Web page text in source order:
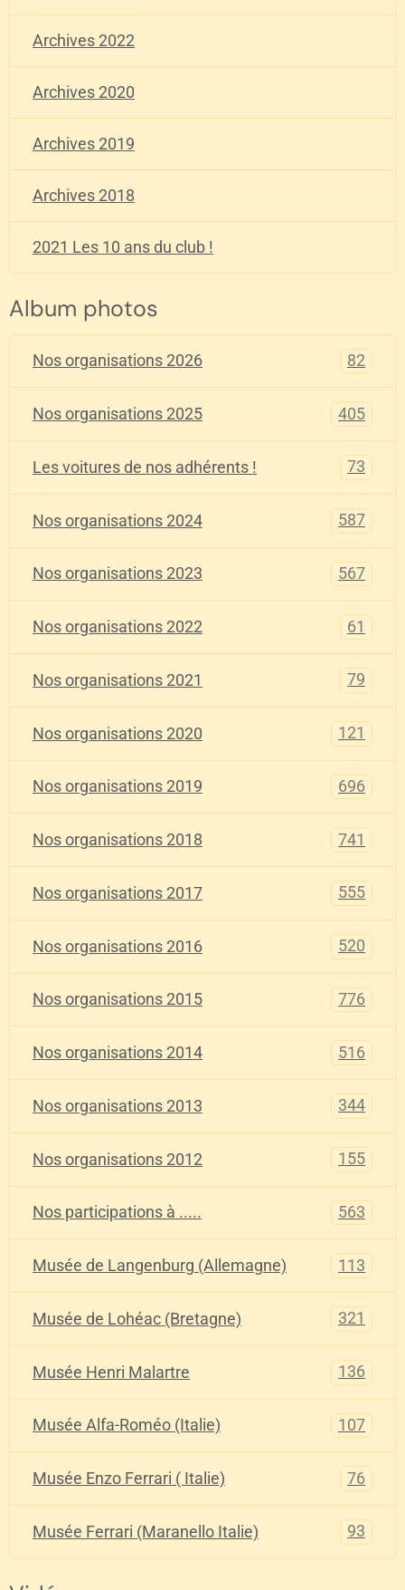
Archives 2022
Archives 2020
Archives 2019
Archives 2018
2021 Les 10 ans du club !
Album photos
Nos organisations 2026 82
Nos organisations 2025 405
Les voitures de nos adhérents ! 73
Nos organisations 2024 587
Nos organisations 2023 567
Nos organisations 2022 61
Nos organisations 2021 79
Nos organisations 2020 121
Nos organisations 2019 696
Nos organisations 2018 741
Nos organisations 2017 555
Nos organisations 2016 520
Nos organisations 2015 776
Nos organisations 2014 516
Nos organisations 2013 344
Nos organisations 2012 155
Nos participations à ..... 563
Musée de Langenburg (Allemagne) 113
Musée de Lohéac (Bretagne) 321
Musée Henri Malartre 136
Musée Alfa-Roméo (Italie) 107
Musée Enzo Ferrari ( Italie) 76
Musée Ferrari (Maranello Italie) 93